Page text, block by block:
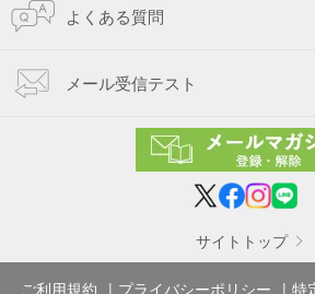
よくある質問
メール受信テスト
サイトトップ
ご利用規約 プライバシーポリシー 特